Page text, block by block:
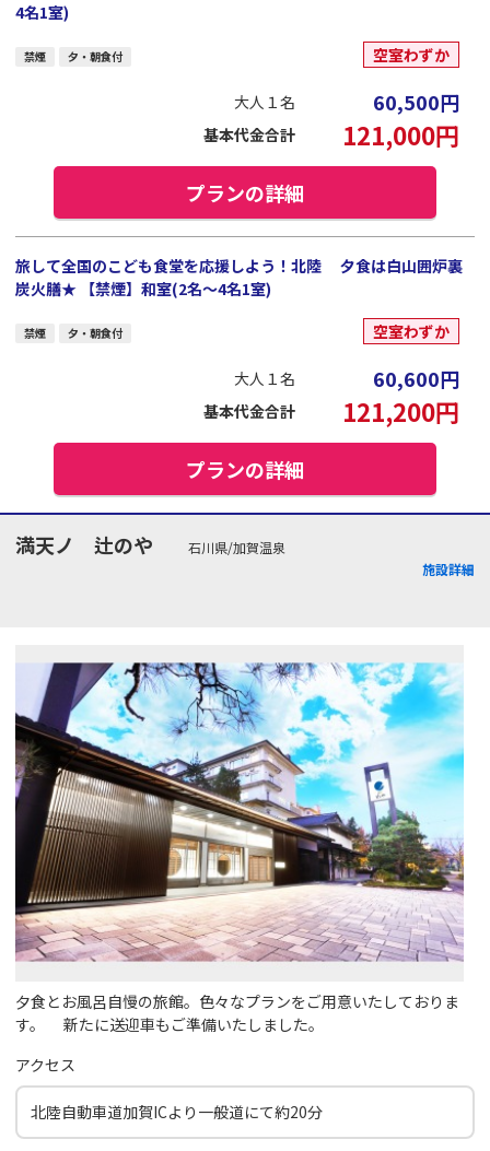
4名1室)
禁煙 夕・朝食付 空室わずか
大人１名 60,500円
基本代金合計 121,000円
プランの詳細
旅して全国のこども食堂を応援しよう！北陸 夕食は白山囲炉裏
炭火膳★ 【禁煙】和室(2名～4名1室)
禁煙 夕・朝食付 空室わずか
大人１名 60,600円
基本代金合計 121,200円
プランの詳細
満天ノ 辻のや
石川県/加賀温泉
施設詳細
夕食とお風呂自慢の旅館。色々なプランをご用意いたしておりま
す。 新たに送迎車もご準備いたしました。
アクセス
北陸自動車道加賀ICより一般道にて約20分